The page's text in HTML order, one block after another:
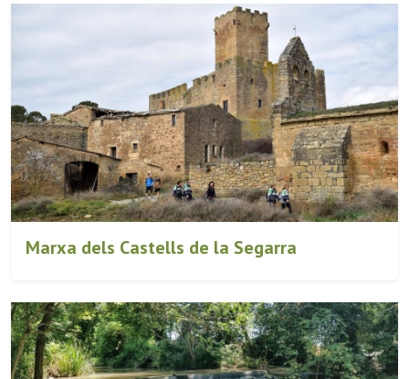
Marxa dels Castells de la Segarra